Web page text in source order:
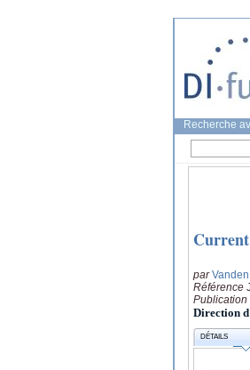
Recherche
par
Référence
Publication
Direction
DÉTAILS